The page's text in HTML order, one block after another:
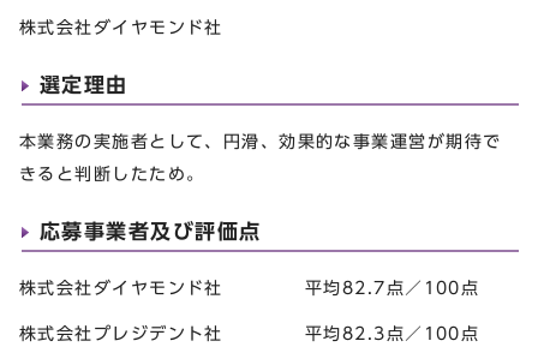
株式会社ダイヤモンド社
選定理由
本業務の実施者として、円滑、効果的な事業運営が期待で
きると判断したため。
応募事業者及び評価点
株式会社ダイヤモンド社 平均82.7点／100点
株式会社プレジデント社 平均82.3点／100点